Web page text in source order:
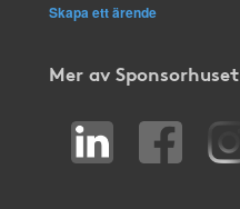
Skapa ett ärende
Mer av Sponsorhuset